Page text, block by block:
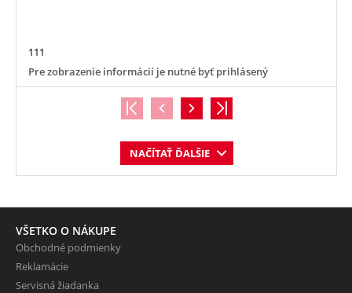
111
Pre zobrazenie informácií je nutné byť prihlásený
NAČÍTAŤ ĎALŠIE
VŠETKO O NÁKUPE
Obchodné podmienky
Reklamácie
Servisná žiadanka